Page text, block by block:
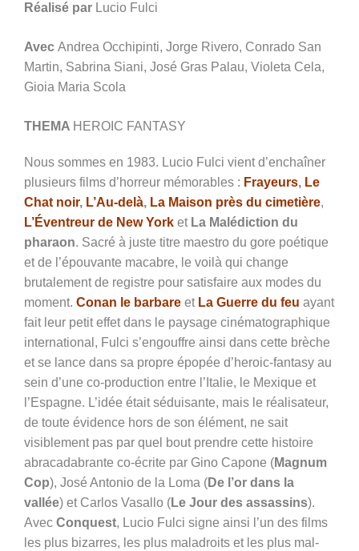
Réalisé par Lucio Fulci
Avec Andrea Occhipinti, Jorge Rivero, Conrado San
Martin, Sabrina Siani, José Gras Palau, Violeta Cela,
Gioia Maria Scola
THEMA HEROIC FANTASY
Nous sommes en 1983. Lucio Fulci vient d’enchaîner
plusieurs films d’horreur mémorables : Frayeurs, Le
Chat noir, L’Au-delà, La Maison près du cimetière,
L’Éventreur de NewYork et La Malédiction du
pharaon. Sacré à juste titre maestro du gore poétique
et de l’épouvante macabre, le voilà qui change
brutalement de registre pour satisfaire aux modes du
moment. Conan le barbare et La Guerre du feu ayant
fait leur petit effet dans le paysage cinématographique
international, Fulci s’engouffre ainsi dans cette brèche
et se lance dans sa propre épopée d’heroic-fantasy au
sein d’une co-production entre l’Italie, le Mexique et
l’Espagne. L’idée était séduisante, mais le réalisateur,
de toute évidence hors de son élément, ne sait
visiblement pas par quel bout prendre cette histoire
abracadabrante co-écrite par Gino Capone (Magnum
Cop), José Antonio de la Loma (De l’or dans la
vallée) et Carlos Vasallo (Le Jour des assassins).
Avec Conquest, Lucio Fulci signe ainsi l’un des films
les plus bizarres, les plus maladroits et les plus mal-